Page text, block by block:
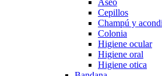
Aseo
Cepillos
Champú y
Colonia
Higiene ocular
Higiene oral
Higiene otica